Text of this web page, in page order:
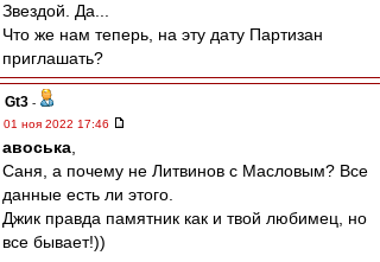
Звездой. Да...
Что же нам теперь, на эту дату Партизан
приглашать?
Gt3 -
01 ноя 2022 17:46
авоська
Саня, а почему не Литвинов с Масловым? Все
данные есть ли этого.
Джик правда памятник как и твой любимец, но
все бывает!))